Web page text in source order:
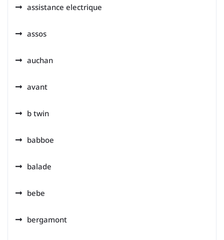
assistance electrique
assos
auchan
avant
b twin
babboe
balade
bebe
bergamont